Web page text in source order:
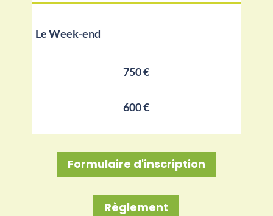
Le Week-end
750 €
600 €
Formulaire d'inscription
Règlement